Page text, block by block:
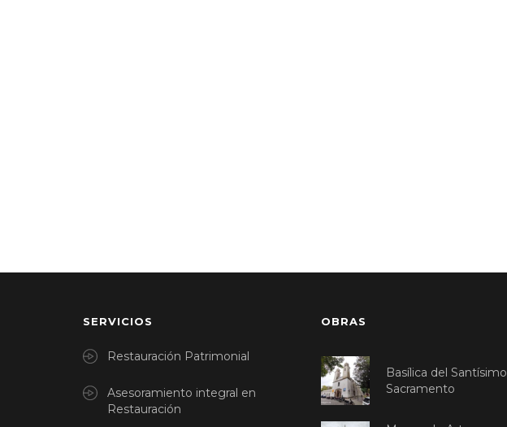
SERVICIOS
Restauración Patrimonial
Asesoramiento integral en
Restauración
OBRAS
Basílica del Santísimo
Sacramento